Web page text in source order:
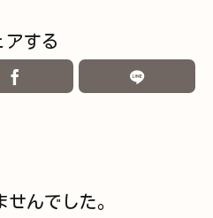
アする
んでした。